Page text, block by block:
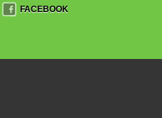
FACEBOOK